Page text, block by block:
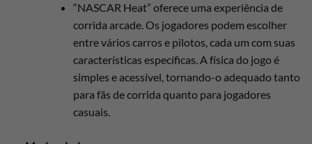
“NASCAR Heat” oferece uma experiência de
corrida arcade. Os jogadores podem escolher
entre vários carros e pilotos, cada um com suas
características específicas. A física do jogo é
simples e acessível, tornando-o adequado tanto
para fãs de corrida quanto para jogadores
casuais.